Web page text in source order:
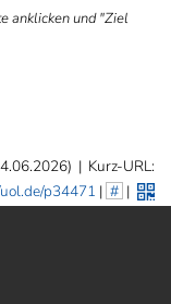
anklicken und "Ziel
| Kurz-URL:
p34471 | # |